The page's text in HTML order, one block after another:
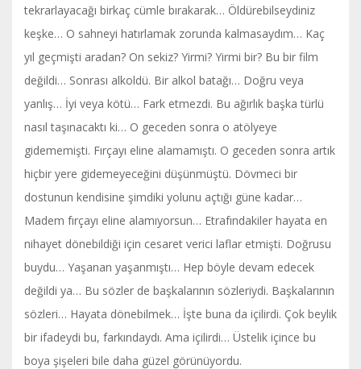
tekrarlayacağı birkaç cümle bırakarak… Öldürebilseydiniz
keşke… O sahneyi hatırlamak zorunda kalmasaydım… Kaç
yıl geçmişti aradan? On sekiz? Yirmi? Yirmi bir? Bu bir film
değildi… Sonrası alkoldü. Bir alkol batağı… Doğru veya
yanlış… İyi veya kötü… Fark etmezdi. Bu ağırlık başka türlü
nasıl taşınacaktı ki… O geceden sonra o atölyeye
gidememişti. Fırçayı eline alamamıştı. O geceden sonra artık
hiçbir yere gidemeyeceğini düşünmüştü. Dövmeci bir
dostunun kendisine şimdiki yolunu açtığı güne kadar…
Madem fırçayı eline alamıyorsun… Etrafındakiler hayata en
nihayet dönebildiği için cesaret verici laflar etmişti. Doğrusu
buydu… Yaşanan yaşanmıştı… Hep böyle devam edecek
değildi ya… Bu sözler de başkalarının sözleriydi. Başkalarının
sözleri… Hayata dönebilmek… İşte buna da içilirdi. Çok beylik
bir ifadeydi bu, farkındaydı. Ama içilirdi… Üstelik içince bu
boya şişeleri bile daha güzel görünüyordu.